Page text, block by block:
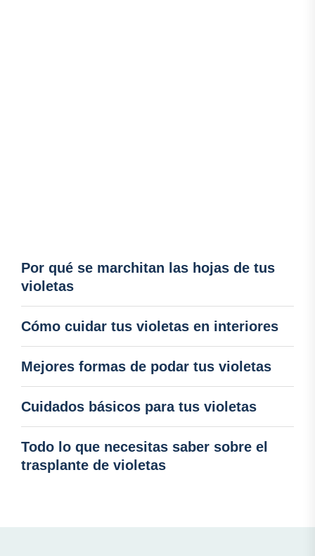
Por qué se marchitan las hojas de tus
violetas
Cómo cuidar tus violetas en interiores
Mejores formas de podar tus violetas
Cuidados básicos para tus violetas
Todo lo que necesitas saber sobre el
trasplante de violetas